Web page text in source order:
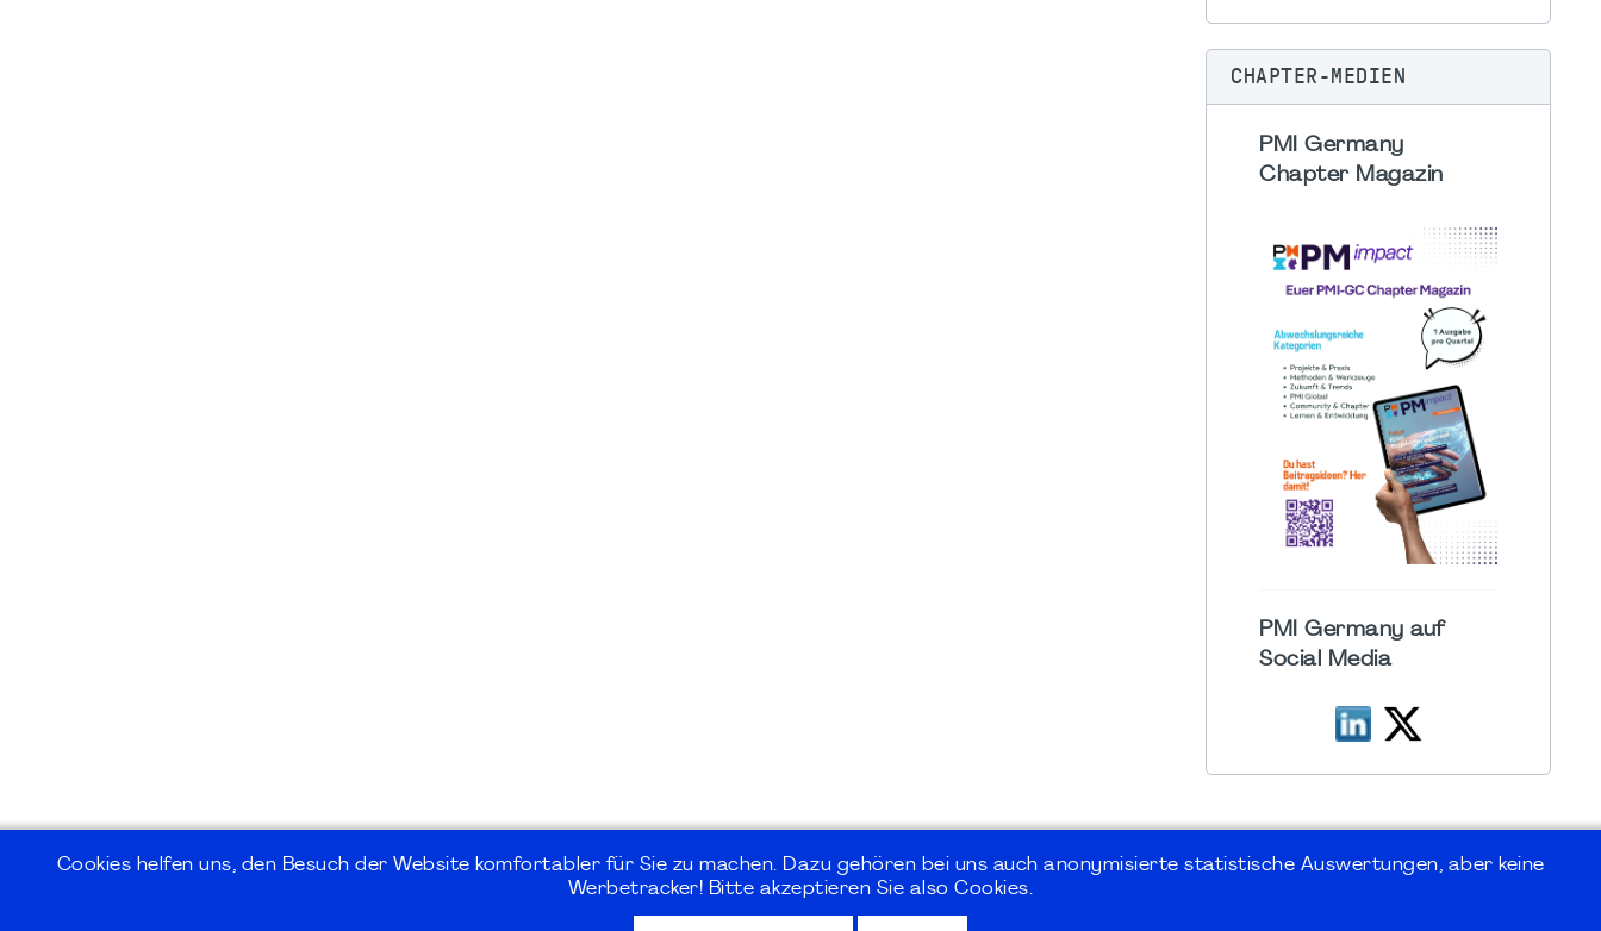
CHAPTER-MEDIEN
PMI Germany
Chapter Magazin
PMI Germany auf
Social Media
Cookies helfen uns, den Besuch der Website komfortabler für Sie zu machen. Dazu gehören bei uns auch anonymisierte statistische Auswertungen, aber keine
Werbetracker! Bitte akzeptieren Sie also Cookies.